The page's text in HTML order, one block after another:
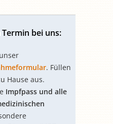
bei uns:
. Füllen
Hause aus.
Impfpass und alle